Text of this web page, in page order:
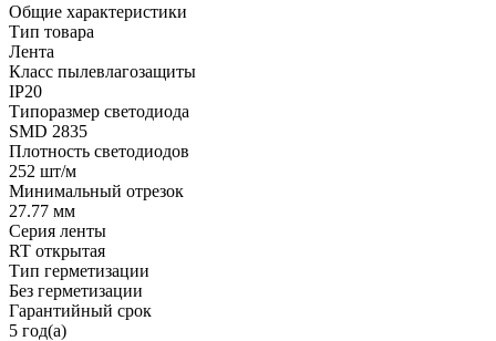
Общие характеристики
Тип товара
Лента
Класс пылевлагозащиты
IP20
Типоразмер светодиода
SMD 2835
Плотность светодиодов
252 шт/м
Минимальный отрезок
27.77 мм
Серия ленты
RT открытая
Тип герметизации
Без герметизации
Гарантийный срок
5 год(а)